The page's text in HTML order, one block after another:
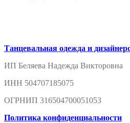
Танцевальная одежда и
ИП Беляева Надежда Викторовна
ИНН 504707185075
ОГРНИП 316504700051053
Политика конфиденциальности